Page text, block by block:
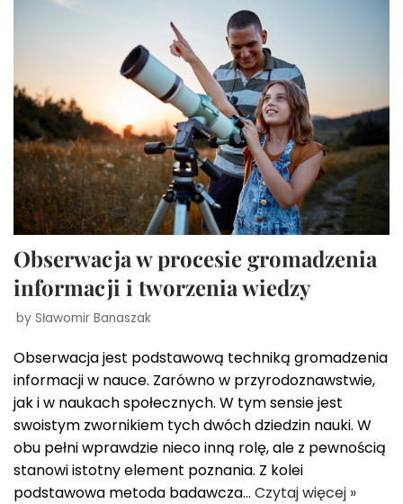
Obserwacja w procesie gromadzenia
informacji i tworzenia wiedzy
by Sławomir Banaszak
Obserwacja jest podstawową techniką gromadzenia
informacji w nauce. Zarówno w przyrodoznawstwie,
jak i w naukach społecznych. W tym sensie jest
swoistym zwornikiem tych dwóch dziedzin nauki. W
obu pełni wprawdzie nieco inną rolę, ale z pewnością
stanowi istotny element poznania. Z kolei
podstawowa metoda badawcza… Czytaj więcej »